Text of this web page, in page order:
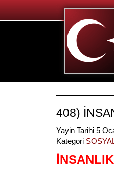
408)
Yayin Tarihi 5
Kategori